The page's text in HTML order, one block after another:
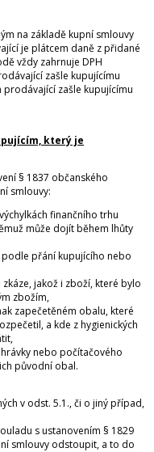
na základě kupní smlouvy
je plátcem daně z přidané
vždy zahrnuje DPH
zašle kupujícímu
zašle kupujícímu
který je
§ 1837 občanského
smlouvy:
finančního trhu
může dojít během lhůty
přání kupujícího nebo
jakož i zboží, které bylo
zbožím,
zapečetěném obalu, které
a kde z hygienických
nebo počítačového
původní obal.
v odst. 5.1., či o jiný případ,
s ustanovením § 1829
smlouvy odstoupit, a to do